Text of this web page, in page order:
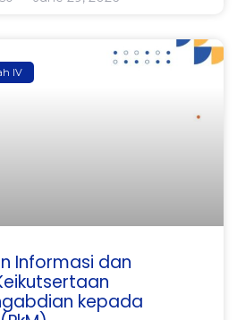
IV
Informasi dan
kepada